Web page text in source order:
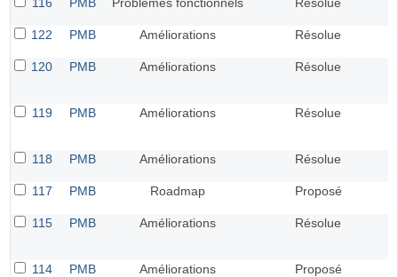
122 PMB Améliorations Résolue
120 PMB Améliorations Résolue
119 PMB Améliorations Résolue
118 PMB Améliorations Résolue
117 PMB Roadmap Proposé
115 PMB Améliorations Résolue
114 PMB Améliorations Proposé